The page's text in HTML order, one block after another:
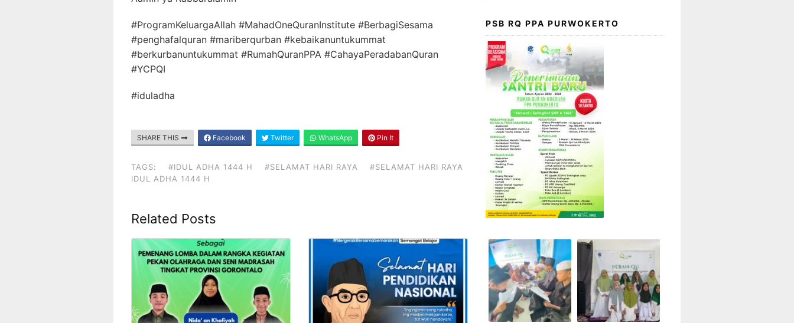
#ProgramKeluargaAllah #MahadOneQuranInstitute #BerbagiSesama
#penghafalquran #mariberqurban #kebaikanuntukummat
#berkurbanuntukummat #RumahQuranPPA #CahayaPeradabanQuran
#YCPQI
#iduladha
SHARE THIS Facebook Twitter WhatsApp Pin It
TAGS: #IDUL ADHA 1444 H #SELAMAT HARI RAYA
#SELAMAT HARI RAYA
IDUL ADHA 1444 H
Related Posts
PSB RQ PPA PURWOKERTO